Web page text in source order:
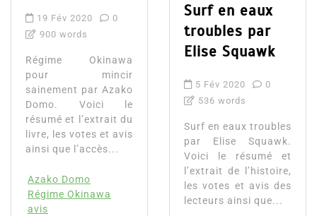
19 Fév 2020
0
900 words
Régime Okinawa
pour mincir
sainement par Azako
Domo. Voici le
résumé et l’extrait du
livre, les votes et avis
ainsi que l’accès...
Azako Domo
Régime Okinawa
avis
Surf en eaux
troubles par
Elise Squawk
5 Fév 2020
0
536 words
Surf en eaux troubles
par Elise Squawk.
Voici le résumé et
l’extrait de l’histoire,
les votes et avis des
lecteurs ainsi que...